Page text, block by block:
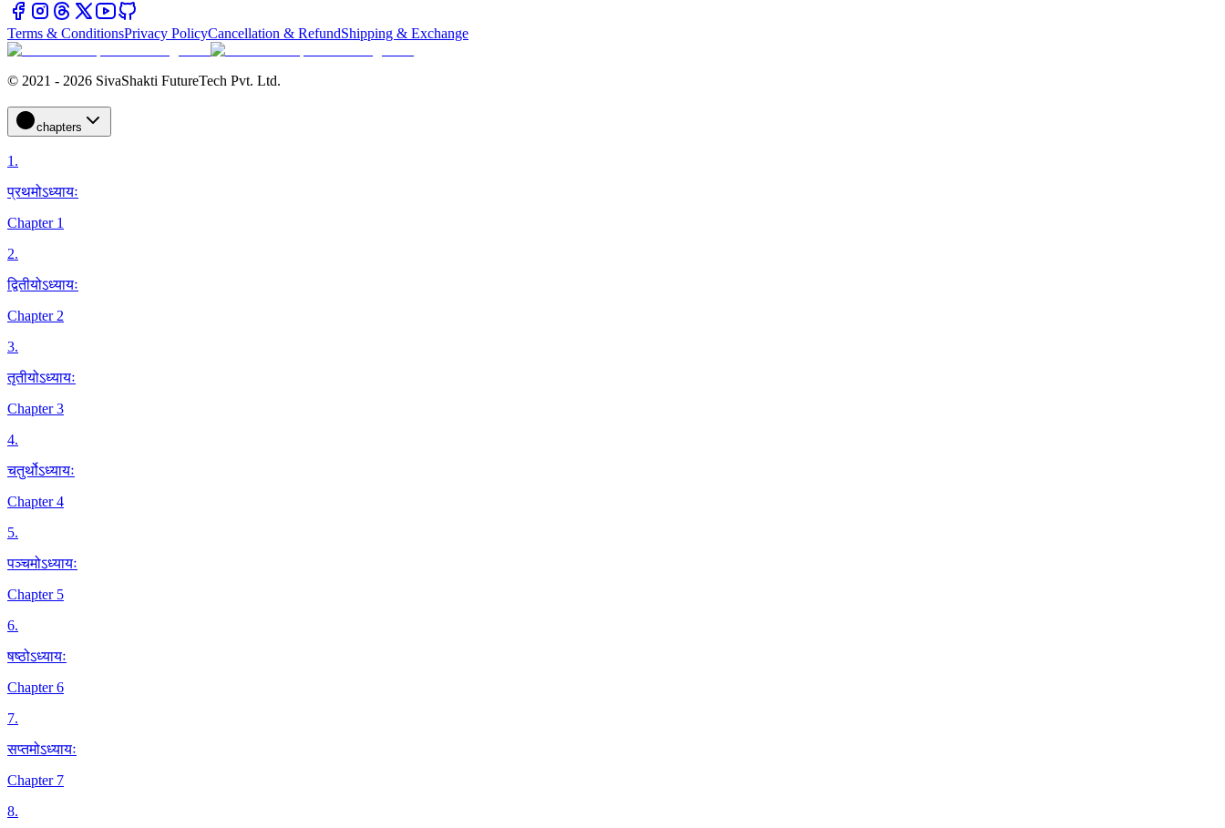
Terms & ConditionsPrivacy PolicyCancellation & RefundShipping & Exchange
© 2021 - 2026 SivaShakti FutureTech Pvt. Ltd.
chapters
1.
प्रथमोऽध्यायः
Chapter 1
2.
द्वितीयोऽध्यायः
Chapter 2
3.
तृतीयोऽध्यायः
Chapter 3
4.
चतुर्थोऽध्यायः
Chapter 4
5.
पञ्चमोऽध्यायः
Chapter 5
6.
षष्ठोऽध्यायः
Chapter 6
7.
सप्तमोऽध्यायः
Chapter 7
8.